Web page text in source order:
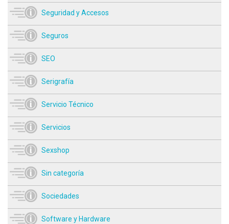
Seguridad y Accesos
Seguros
SEO
Serigrafía
Servicio Técnico
Servicios
Sexshop
Sin categoría
Sociedades
Software y Hardware